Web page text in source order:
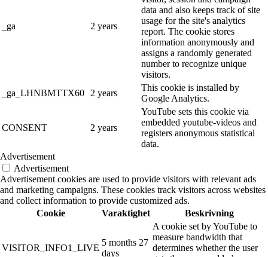
_ga 2 years
data and also keeps track of site
usage for the site's analytics
report. The cookie stores
information anonymously and
assigns a randomly generated
number to recognize unique
visitors.
_ga_LHNBMTTX60
2 years
This cookie is installed by
Google Analytics.
CONSENT 2 years
YouTube sets this cookie via
embedded youtube-videos and
registers anonymous statistical
data.
Advertisement
Advertisement
Advertisement cookies are used to provide visitors with relevant ads
and marketing campaigns. These cookies track visitors across websites
and collect information to provide customized ads.
Cookie
Varaktighet Beskrivning
VISITOR_INFO1_LIVE
5 months 27
days
A cookie set by YouTube to
measure bandwidth that
determines whether the user